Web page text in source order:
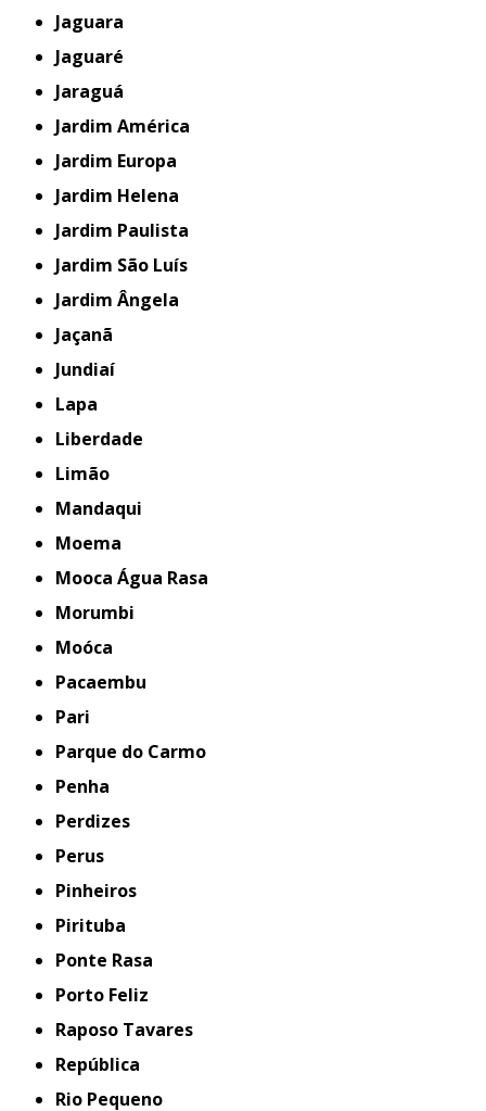
Jaguara
Jaguaré
Jaraguá
Jardim América
Jardim Europa
Jardim Helena
Jardim Paulista
Jardim São Luís
Jardim Ângela
Jaçanã
Jundiaí
Lapa
Liberdade
Limão
Mandaqui
Moema
Mooca Água Rasa
Morumbi
Moóca
Pacaembu
Pari
Parque do Carmo
Penha
Perdizes
Perus
Pinheiros
Pirituba
Ponte Rasa
Porto Feliz
Raposo Tavares
República
Rio Pequeno